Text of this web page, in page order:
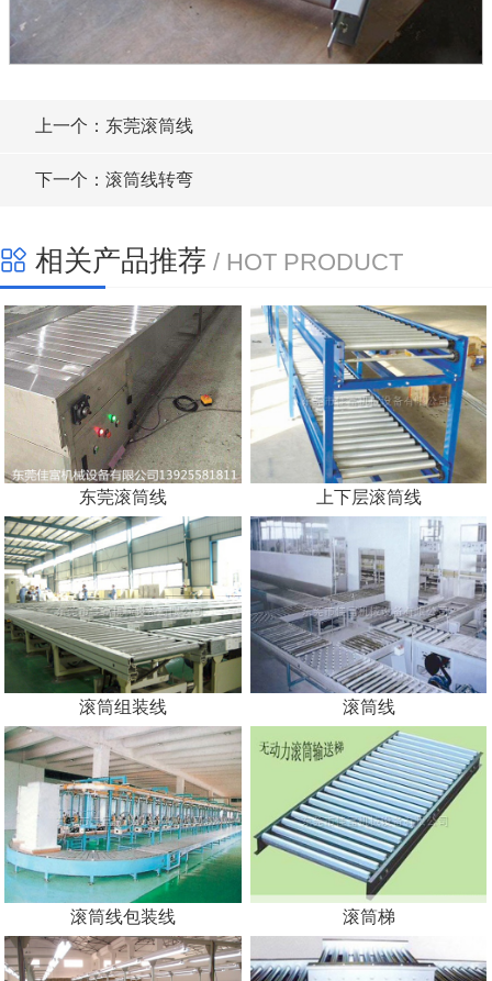
上一个：东莞滚筒线
下一个：滚筒线转弯
相关产品推荐 / HOT PRODUCT
东莞滚筒线 上下层滚筒线
滚筒组装线 滚筒线
滚筒线包装线 滚筒梯